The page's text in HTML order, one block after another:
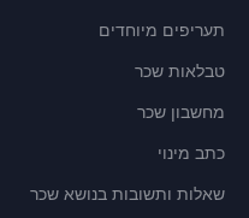
תעריפים מיוחדים
טבלאות שכר
מחשבון שכר
כתב מינוי
שאלות ותשובות בנושא שכר